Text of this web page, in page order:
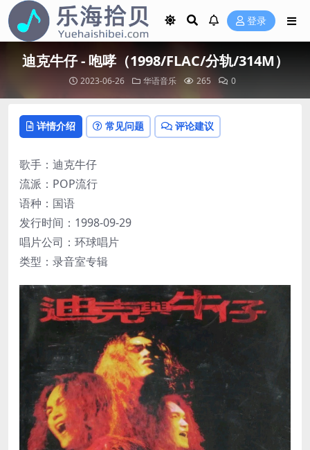
登录
迪克牛仔 - 咆哮（1998/FLAC/分轨/314M）
2023-06-26 华语音乐 265 0
详情介绍 常见问题 评论建议
歌手：迪克牛仔
流派：POP流行
语种：国语
发行时间：1998-09-29
唱片公司：环球唱片
类型：录音室专辑